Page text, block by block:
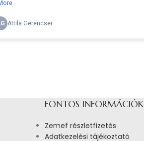
FONTOS INFORMÁCIÓK
Zemef részletfizetés
Adatkezelési tájékoztató